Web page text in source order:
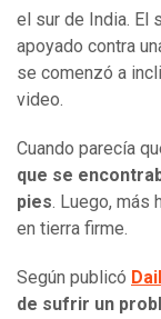
el sur de India. El
apoyado contra
se comenzó a
video.
Cuando parecía
que se
pies. Luego, más
en tierra firme.
Según publicó
de sufrir un